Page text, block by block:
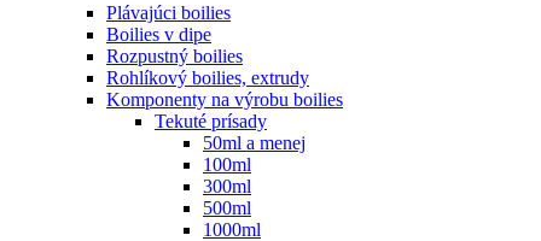
Plávajúci boilies
Boilies v dipe
Rozpustný boilies
Rohlíkový boilies, extrudy
Komponenty na výrobu boilies
Tekuté prísady
50ml a menej
100ml
300ml
500ml
1000ml